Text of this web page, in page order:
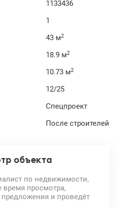
1133436
1
43 м2
18.9 м2
10.73 м2
12/25
Спецпроект
После строителей
объекта
по недвижимости,
время просмотра,
и проведёт